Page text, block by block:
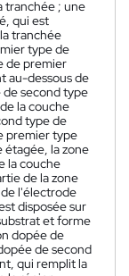
tranchée ; une
qui est
tranchée
type de
de premier
au-dessous de
second type
la couche
type de
premier type
la zone
la couche
de la zone
l'électrode
disposée sur
et forme
dopée de
de second
qui remplit la